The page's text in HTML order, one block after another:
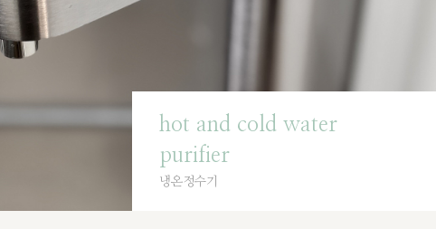
hot and cold water
purifier
냉온정수기